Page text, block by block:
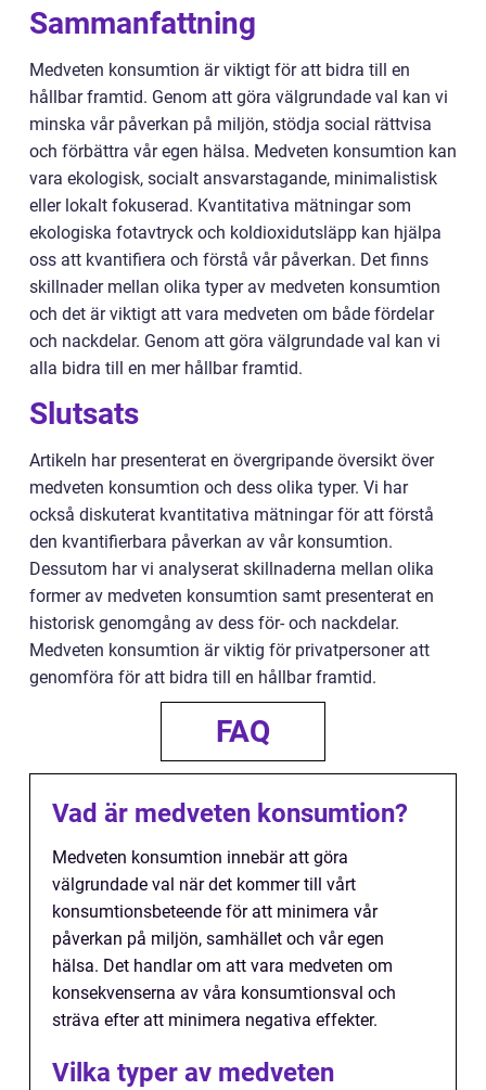
Sammanfattning
Medveten konsumtion är viktigt för att bidra till en
hållbar framtid. Genom att göra välgrundade val kan vi
minska vår påverkan på miljön, stödja social rättvisa
och förbättra vår egen hälsa. Medveten konsumtion kan
vara ekologisk, socialt ansvarstagande, minimalistisk
eller lokalt fokuserad. Kvantitativa mätningar som
ekologiska fotavtryck och koldioxidutsläpp kan hjälpa
oss att kvantifiera och förstå vår påverkan. Det finns
skillnader mellan olika typer av medveten konsumtion
och det är viktigt att vara medveten om både fördelar
och nackdelar. Genom att göra välgrundade val kan vi
alla bidra till en mer hållbar framtid.
Slutsats
Artikeln har presenterat en övergripande översikt över
medveten konsumtion och dess olika typer. Vi har
också diskuterat kvantitativa mätningar för att förstå
den kvantifierbara påverkan av vår konsumtion.
Dessutom har vi analyserat skillnaderna mellan olika
former av medveten konsumtion samt presenterat en
historisk genomgång av dess för- och nackdelar.
Medveten konsumtion är viktig för privatpersoner att
genomföra för att bidra till en hållbar framtid.
FAQ
Vad är medveten konsumtion?
Medveten konsumtion innebär att göra
välgrundade val när det kommer till vårt
konsumtionsbeteende för att minimera vår
påverkan på miljön, samhället och vår egen
hälsa. Det handlar om att vara medveten om
konsekvenserna av våra konsumtionsval och
sträva efter att minimera negativa effekter.
Vilka typer av medveten